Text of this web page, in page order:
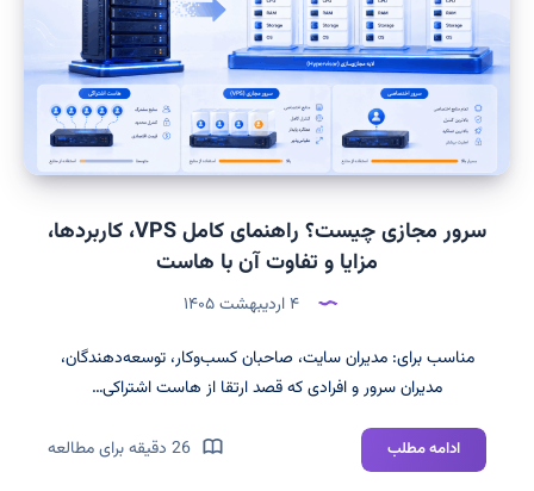
سرور مجازی چیست؟ راهنمای کامل VPS، کاربردها،
مزایا و تفاوت آن با هاست
۴ اردیبهشت ۱۴۰۵
مناسب برای: مدیران سایت، صاحبان کسب‌وکار، توسعه‌دهندگان،
مدیران سرور و افرادی که قصد ارتقا از هاست اشتراکی…
ادامه مطلبسرور
مجازی